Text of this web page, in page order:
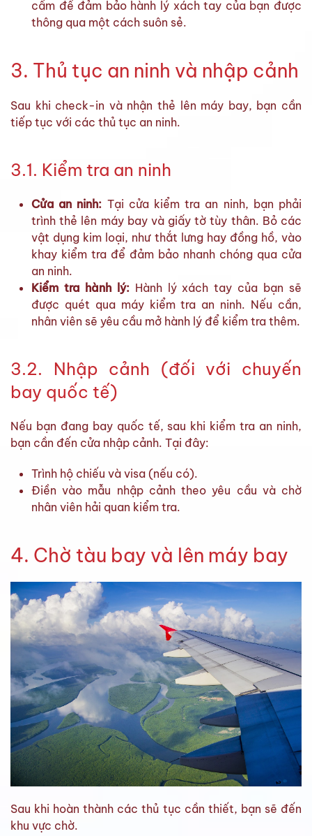
cấm để đảm bảo hành lý xách tay của bạn được
thông qua một cách suôn sẻ.
3. Thủ tục an ninh và nhập cảnh
Sau khi check-in và nhận thẻ lên máy bay, bạn cần
tiếp tục với các thủ tục an ninh.
3.1. Kiểm tra an ninh
Cửa an ninh: Tại cửa kiểm tra an ninh, bạn phải
trình thẻ lên máy bay và giấy tờ tùy thân. Bỏ các
vật dụng kim loại, như thắt lưng hay đồng hồ, vào
khay kiểm tra để đảm bảo nhanh chóng qua cửa
an ninh.
Kiểm tra hành lý:Hành lý xách tay của bạn sẽ
được quét qua máy kiểm tra an ninh. Nếu cần,
nhân viên sẽ yêu cầu mở hành lý để kiểm tra thêm.
3.2. Nhập cảnh (đối với chuyến
bay quốc tế)
Nếu bạn đang bay quốc tế, sau khi kiểm tra an ninh,
bạn cần đến cửa nhập cảnh. Tại đây:
Trình hộ chiếu và visa (nếu có).
Điền vào mẫu nhập cảnh theo yêu cầu và chờ
nhân viên hải quan kiểm tra.
4. Chờ tàu bay và lên máy bay
Sau khi hoàn thành các thủ tục cần thiết, bạn sẽ đến
khu vực chờ.